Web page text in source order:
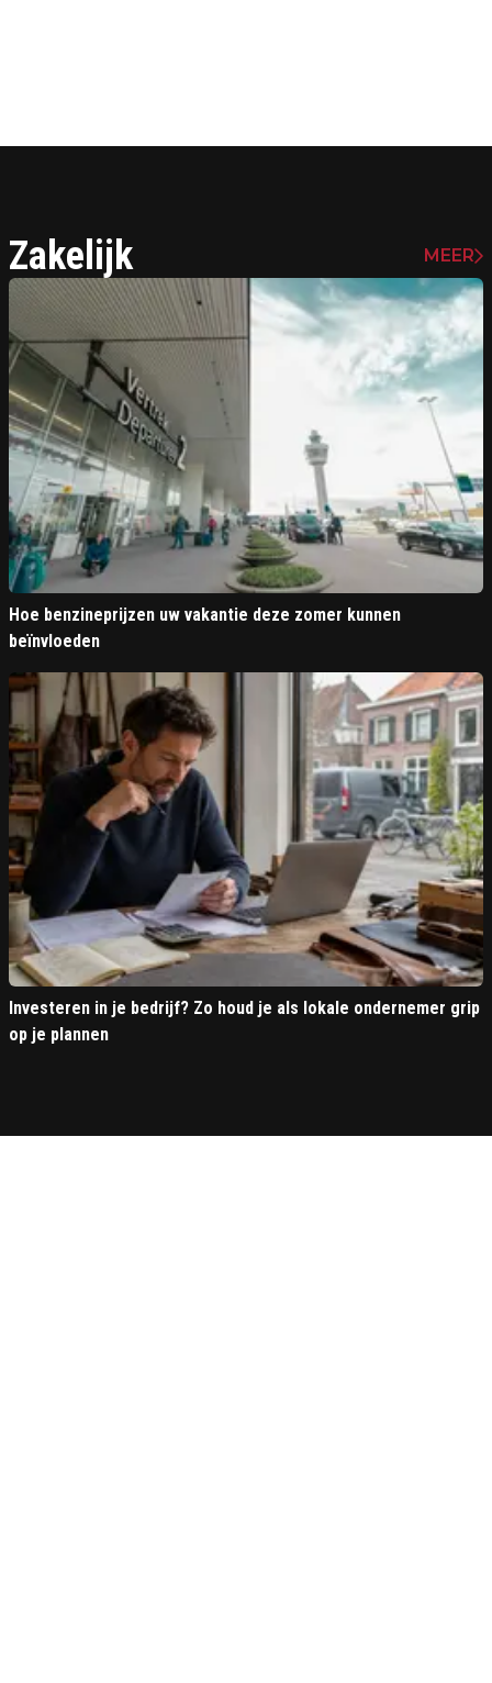
Zakelijk MEER
Hoe benzineprijzen uw vakantie deze zomer kunnen
beïnvloeden
Investeren in je bedrijf? Zo houd je als lokale ondernemer grip
op je plannen